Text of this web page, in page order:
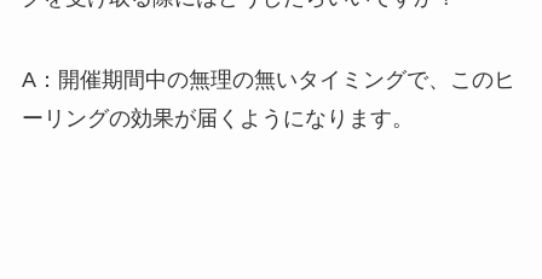
A：開催期間中の無理の無いタイミングで、このヒ
ーリングの効果が届くようになります。